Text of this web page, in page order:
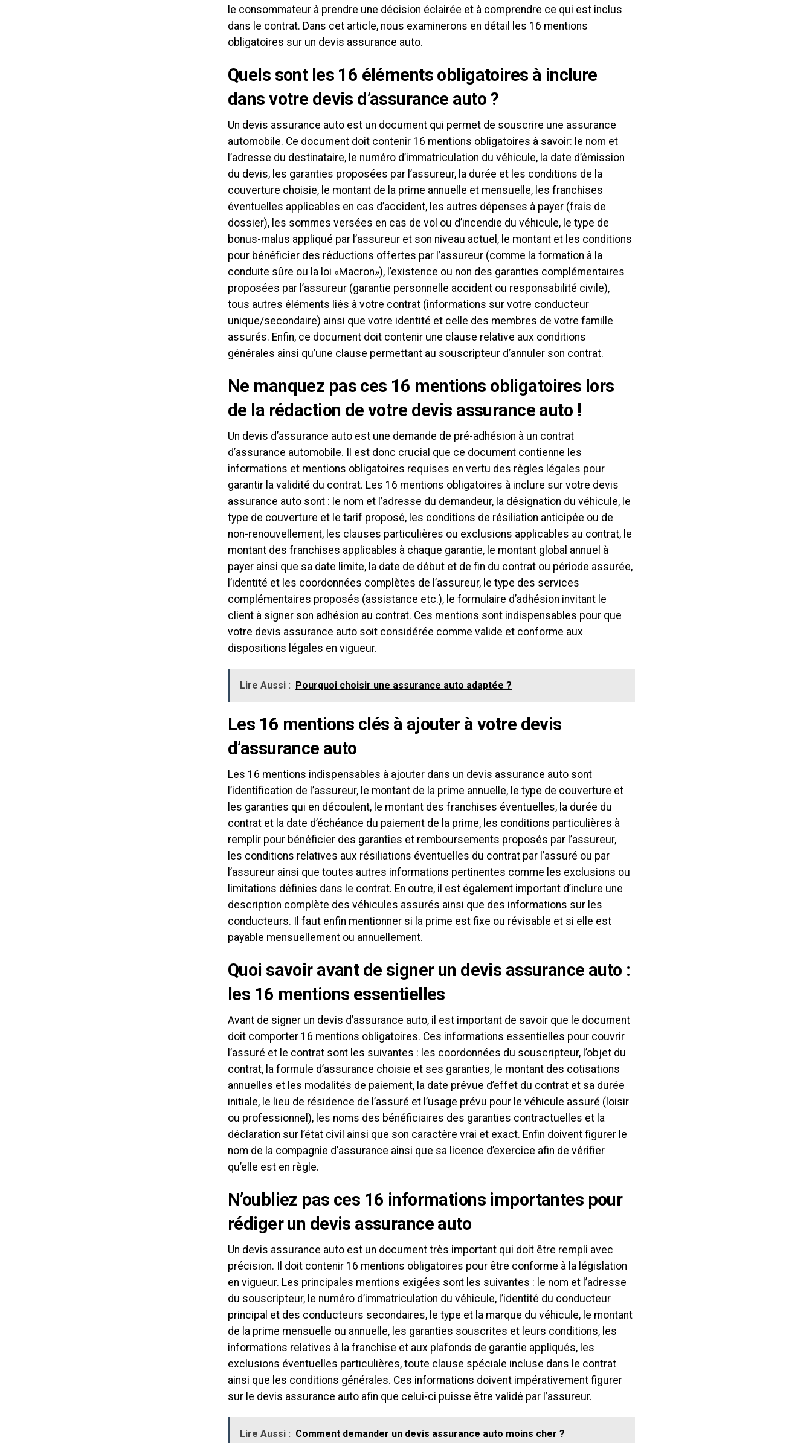
le consommateur à prendre une décision éclairée et à comprendre ce qui est inclus
dans le contrat. Dans cet article, nous examinerons en détail les 16 mentions
obligatoires sur un devis assurance auto.
Quels sont les 16 éléments obligatoires à inclure
dans votre devis d’assurance auto ?
Un devis assurance auto est un document qui permet de souscrire une assurance
automobile. Ce document doit contenir 16 mentions obligatoires à savoir: le nom et
l’adresse du destinataire, le numéro d’immatriculation du véhicule, la date d’émission
du devis, les garanties proposées par l’assureur, la durée et les conditions de la
couverture choisie, le montant de la prime annuelle et mensuelle, les franchises
éventuelles applicables en cas d’accident, les autres dépenses à payer (frais de
dossier), les sommes versées en cas de vol ou d’incendie du véhicule, le type de
bonus-malus appliqué par l’assureur et son niveau actuel, le montant et les conditions
pour bénéficier des réductions offertes par l’assureur (comme la formation à la
conduite sûre ou la loi «Macron»), l’existence ou non des garanties complémentaires
proposées par l’assureur (garantie personnelle accident ou responsabilité civile),
tous autres éléments liés à votre contrat (informations sur votre conducteur
unique/secondaire) ainsi que votre identité et celle des membres de votre famille
assurés. Enfin, ce document doit contenir une clause relative aux conditions
générales ainsi qu’une clause permettant au souscripteur d’annuler son contrat.
Ne manquez pas ces 16 mentions obligatoires lors
de la rédaction de votre devis assurance auto !
Un devis d’assurance auto est une demande de pré-adhésion à un contrat
d’assurance automobile. Il est donc crucial que ce document contienne les
informations et mentions obligatoires requises en vertu des règles légales pour
garantir la validité du contrat. Les 16 mentions obligatoires à inclure sur votre devis
assurance auto sont : le nom et l’adresse du demandeur, la désignation du véhicule, le
type de couverture et le tarif proposé, les conditions de résiliation anticipée ou de
non-renouvellement, les clauses particulières ou exclusions applicables au contrat, le
montant des franchises applicables à chaque garantie, le montant global annuel à
payer ainsi que sa date limite, la date de début et de fin du contrat ou période assurée,
l’identité et les coordonnées complètes de l’assureur, le type des services
complémentaires proposés (assistance etc.), le formulaire d’adhésion invitant le
client à signer son adhésion au contrat. Ces mentions sont indispensables pour que
votre devis assurance auto soit considérée comme valide et conforme aux
dispositions légales en vigueur.
Lire Aussi : Pourquoi choisir une assurance auto adaptée ?
Les 16 mentions clés à ajouter à votre devis
d’assurance auto
Les 16 mentions indispensables à ajouter dans un devis assurance auto sont
l’identification de l’assureur, le montant de la prime annuelle, le type de couverture et
les garanties qui en découlent, le montant des franchises éventuelles, la durée du
contrat et la date d’échéance du paiement de la prime, les conditions particulières à
remplir pour bénéficier des garanties et remboursements proposés par l’assureur,
les conditions relatives aux résiliations éventuelles du contrat par l’assuré ou par
l’assureur ainsi que toutes autres informations pertinentes comme les exclusions ou
limitations définies dans le contrat. En outre, il est également important d’inclure une
description complète des véhicules assurés ainsi que des informations sur les
conducteurs. Il faut enfin mentionner si la prime est fixe ou révisable et si elle est
payable mensuellement ou annuellement.
Quoi savoir avant de signer un devis assurance auto :
les 16 mentions essentielles
Avant de signer un devis d’assurance auto, il est important de savoir que le document
doit comporter 16 mentions obligatoires. Ces informations essentielles pour couvrir
l’assuré et le contrat sont les suivantes : les coordonnées du souscripteur, l’objet du
contrat, la formule d’assurance choisie et ses garanties, le montant des cotisations
annuelles et les modalités de paiement, la date prévue d’effet du contrat et sa durée
initiale, le lieu de résidence de l’assuré et l’usage prévu pour le véhicule assuré (loisir
ou professionnel), les noms des bénéficiaires des garanties contractuelles et la
déclaration sur l’état civil ainsi que son caractère vrai et exact. Enfin doivent figurer le
nom de la compagnie d’assurance ainsi que sa licence d’exercice afin de vérifier
qu’elle est en règle.
N’oubliez pas ces 16 informations importantes pour
rédiger un devis assurance auto
Un devis assurance auto est un document très important qui doit être rempli avec
précision. Il doit contenir 16 mentions obligatoires pour être conforme à la législation
en vigueur. Les principales mentions exigées sont les suivantes : le nom et l’adresse
du souscripteur, le numéro d’immatriculation du véhicule, l’identité du conducteur
principal et des conducteurs secondaires, le type et la marque du véhicule, le montant
de la prime mensuelle ou annuelle, les garanties souscrites et leurs conditions, les
informations relatives à la franchise et aux plafonds de garantie appliqués, les
exclusions éventuelles particulières, toute clause spéciale incluse dans le contrat
ainsi que les conditions générales. Ces informations doivent impérativement figurer
sur le devis assurance auto afin que celui-ci puisse être validé par l’assureur.
Lire Aussi : Comment demander un devis assurance auto moins cher ?